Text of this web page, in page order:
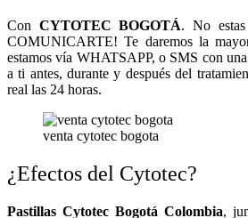
Con CYTOTEC BOGOTÁ. No
COMUNICARTE! Te daremos la
estamos vía WHATSAPP, o SMS con
a ti antes, durante y después del
real las 24 horas.
venta cytotec bogota
¿Efectos del Cytotec?
Pastillas Cytotec Bogotá Colombia,